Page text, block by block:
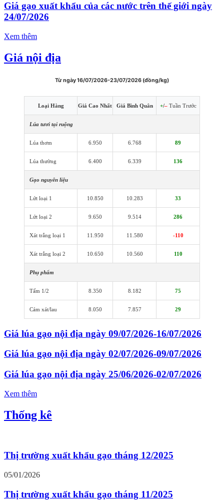
Giá gạo xuất khẩu của các nước trên thế giới ngày
24/07/2026
Xem thêm
Giá nội địa
Từ ngày 16/07/2026-23/07/2026 (đồng/kg)
Loại Hàng Giá Cao Nhất Giá Bình Quân +/–Tuần Trước
Lúa tươi tại ruộng
Lúa thơm 6.950 6.768 89
Lúa thường 6.400 6.339 136
Gạo nguyên liệu
Lứt loại 1 10.850 10.283 33
Lứt loại 2 9.650 9.514 286
Xát trắng loại 1 11.950 11.580 -110
Xát trắng loại 2 10.650 10.560 110
Phụ phẩm
Tấm 1/2 8.350 8.182 75
Cám xát/lau 8.050 7.857 29
Giá lúa gạo nội địa ngày 09/07/2026-16/07/2026
Giá lúa gạo nội địa ngày 02/07/2026-09/07/2026
Giá lúa gạo nội địa ngày 25/06/2026-02/07/2026
Xem thêm
Thống kê
Thị trường xuất khẩu gạo tháng 12/2025
05/01/2026
Thị trường xuất khẩu gạo tháng 11/2025